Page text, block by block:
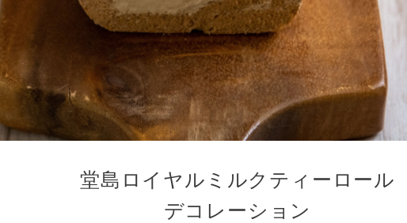
堂島ロイヤルミルクティーロール
デコレーション